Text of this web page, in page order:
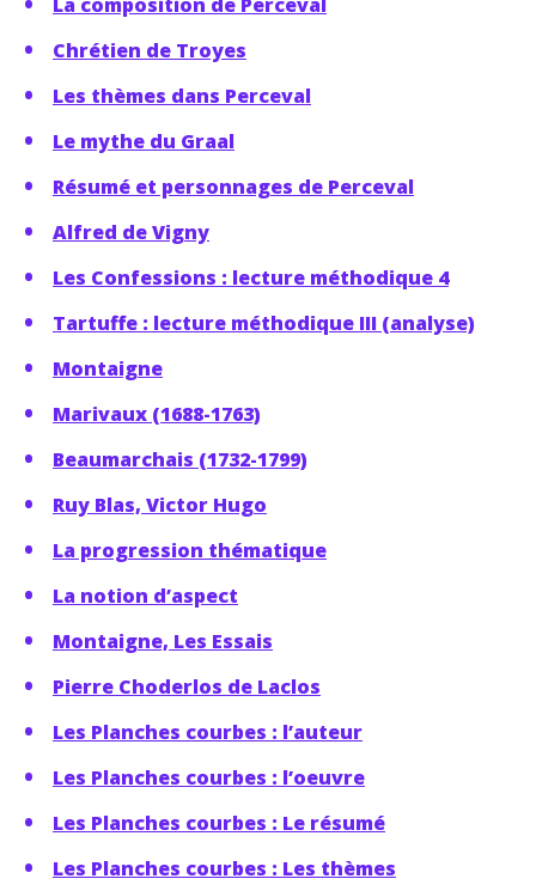
Chrétien de Troyes
Les thèmes dans Perceval
Le mythe du Graal
Résumé et personnages de Perceval
Alfred de Vigny
Les Confessions : lecture méthodique 4
Tartuffe : lecture méthodique III (analyse)
Montaigne
Marivaux (1688-1763)
Beaumarchais (1732-1799)
Ruy Blas, Victor Hugo
La progression thématique
La notion d’aspect
Montaigne, Les Essais
Pierre Choderlos de Laclos
Les Planches courbes : l’auteur
Les Planches courbes : l’oeuvre
Les Planches courbes : Le résumé
Les Planches courbes : Les thèmes